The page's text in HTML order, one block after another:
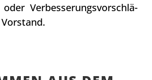
Ver­bes­se­rungs­vor­schlä­